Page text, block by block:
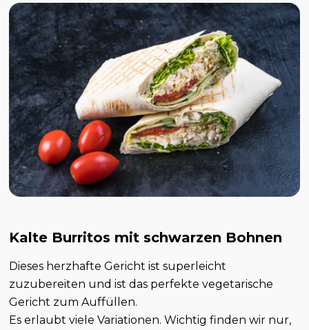
Kalte Burritos mit schwarzen Bohnen
Dieses herzhafte Gericht ist superleicht
zuzubereiten und ist das perfekte vegetarische
Gericht zum Auffüllen.
Es erlaubt viele Variationen. Wichtig finden wir nur,